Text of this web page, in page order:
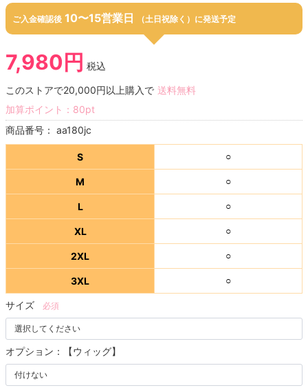
ご入金確認後 10〜15営業日 （土日祝除く）に発送予定
7,980円 税込
このストアで20,000円以上購入で 送料無料
加算ポイント： 80pt
商品番号： aa180jc
S ○
M ○
L ○
XL ○
2XL ○
3XL ○
サイズ 必須
オプション：【ウィッグ】